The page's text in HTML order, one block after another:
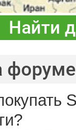
Найти
форуме